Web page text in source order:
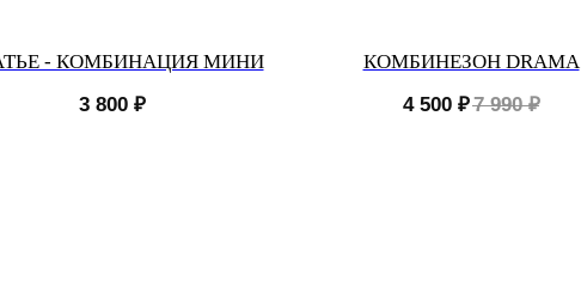
- КОМБИНАЦИЯ МИНИ
3 800 ₽
КОМБИНЕЗОН DRAMA
4 500 ₽7 990 ₽